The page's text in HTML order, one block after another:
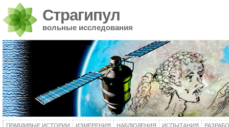
Страгипул
вольные исследования
ПРАВДИВЫЕ ИСТОРИИ ИЗМЕРЕНИЯ НАБЛЮДЕНИЯ ИСПЫТАНИЯ